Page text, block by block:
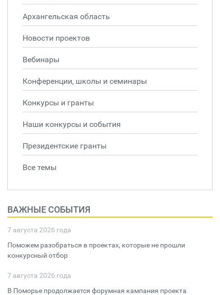
Архангельская область
Новости проектов
Вебинары
Конференции, школы и семинары
Конкурсы и гранты
Наши конкурсы и события
Президентские гранты
Все темы
ВАЖНЫЕ СОБЫТИЯ
7 августа 2026 года
Поможем разобраться в проектах, которые не прошли
конкурсный отбор
7 августа 2026 года
В Поморье продолжается форумная кампания проекта